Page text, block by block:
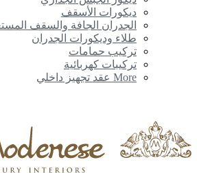
ديكورات الأسقف
الجدران الجافة والسقف المستعار
طلاء وديكورات الجدران
تركيب حمامات
تركيبات كهربائية
More عقد تجهيز داخلي